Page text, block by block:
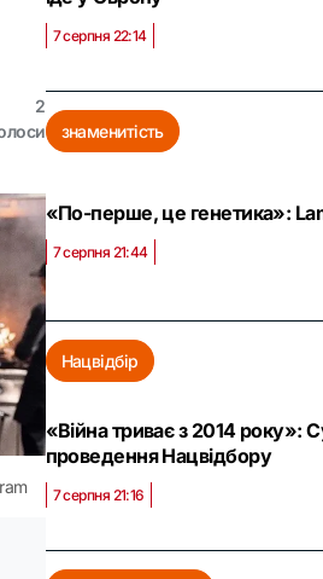
2
7 серпня 22:14
знаменитість
«По-перше, це генетика»:
7 серпня 21:44
Нацвідбір
«Війна триває з 2014 року»:
проведення Нацвідбору
7 серпня 21:16